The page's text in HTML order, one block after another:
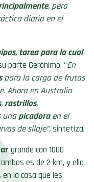
, pero
diaria en el
tareapara la cual
parte Gerónimo. “En
para la carga de frutas
Ahora en Australia
, rastrillos,
unapicadoraen el
de silaje”,sintetiza.
grande con 1000
es de 2 km, y ello
la casa que les